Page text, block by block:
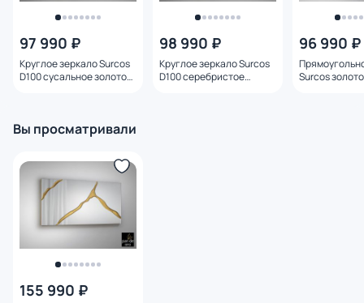
97 990 ₽
Круглое зеркало Surcos
D100 сусальное золото
98 990 ₽
Круглое зеркало Surcos
D100 серебристое
96 990 ₽
Surcos
Вы просматривали
155 990 ₽